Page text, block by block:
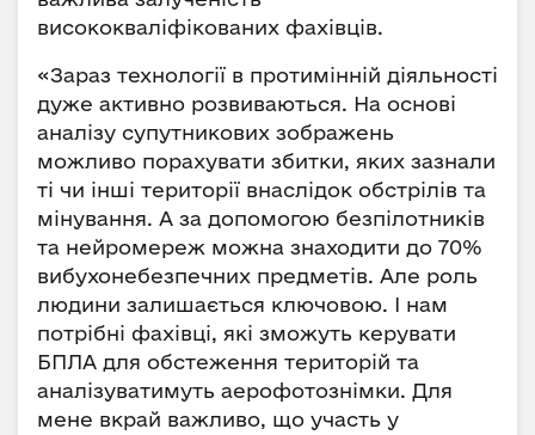
висококваліфікованих фахівців.
«Зараз технології в протимінній діяльності
дуже активно розвиваються. На основі
аналізу супутникових зображень
можливо порахувати збитки, яких зазнали
ті чи інші території внаслідок обстрілів та
мінування. А за допомогою безпілотників
та нейромереж можна знаходити до 70%
вибухонебезпечних предметів. Але роль
людини залишається ключовою. І нам
потрібні фахівці, які зможуть керувати
БПЛА для обстеження територій та
аналізуватимуть аерофотознімки. Для
мене вкрай важливо, що участь у